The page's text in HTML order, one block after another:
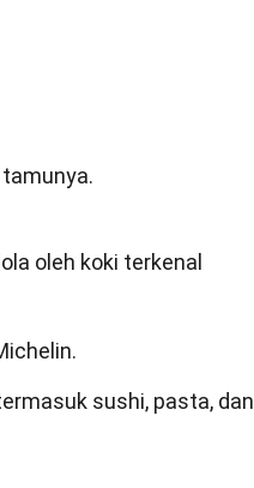
oleh koki terkenal
sushi, pasta, dan